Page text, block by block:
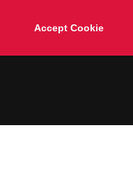
Accept Cookie